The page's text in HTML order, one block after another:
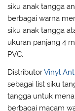
siku anak tangga
berbagai warna
siku anak tangga
ukuran panjang 4
PVC.
DistributorVinyl
sebagai list siku
tangga untuk
berbagai macam